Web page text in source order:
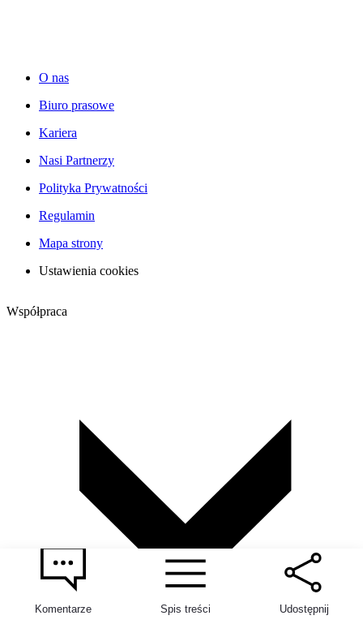
Komentarze Spis treści Udostępnij
O nas
Biuro prasowe
Kariera
Nasi Partnerzy
Polityka Prywatności
Regulamin
Mapa strony
Ustawienia cookies
Współpraca